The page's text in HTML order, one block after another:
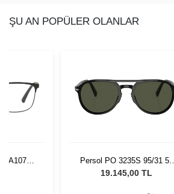
ŞU AN POPÜLER OLANLAR
EA1079
Persol PO 3235S 95/31 55
Unisex Güneş Gözlüğü
19.145,00 TL